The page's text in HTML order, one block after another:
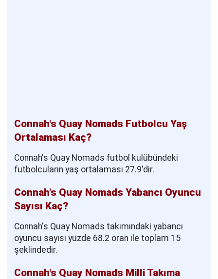
Connah's Quay Nomads Futbolcu Yaş
Ortalaması Kaç?
Connah's Quay Nomads futbol kulübündeki
futbolcuların yaş ortalaması 27.9'dir.
Connah's Quay Nomads Yabancı Oyuncu
Sayısı Kaç?
Connah's Quay Nomads takımındaki yabancı
oyuncu sayısı yüzde 68.2 oran ile toplam 15
şeklindedir.
Connah's Quay Nomads Milli Takıma